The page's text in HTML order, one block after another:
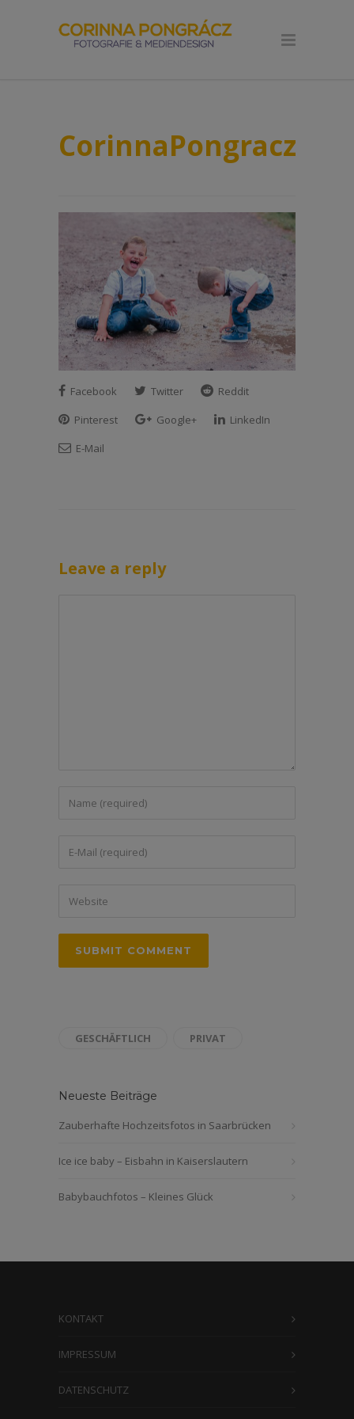
Facebook Twitter
Reddit
Pinterest
Google+
LinkedIn
E-Mail
Leave a reply
GESCHÄFTLICH PRIVAT
Neueste Beiträge
Zauberhafte Hochzeitsfotos in Saarbrücken
Ice ice baby – Eisbahn in Kaiserslautern
Babybauchfotos – Kleines Glück
KONTAKT
IMPRESSUM
DATENSCHUTZ